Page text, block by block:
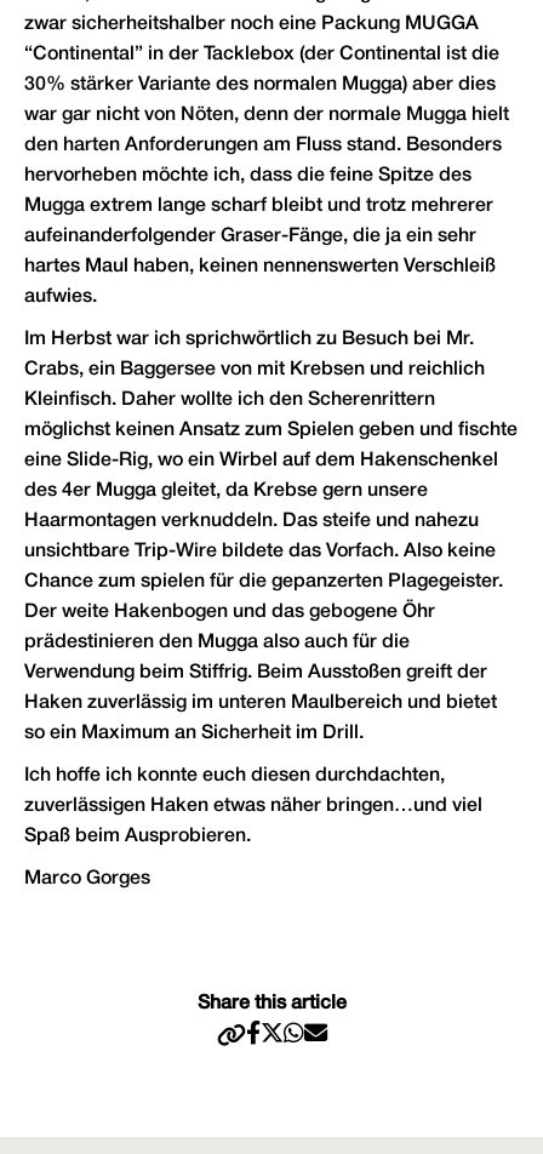
zwar sicherheitshalber noch eine Packung MUGGA
“Continental” in der Tacklebox (der Continental ist die
30% stärker Variante des normalen Mugga) aber dies
war gar nicht von Nöten, denn der normale Mugga hielt
den harten Anforderungen am Fluss stand. Besonders
hervorheben möchte ich, dass die feine Spitze des
Mugga extrem lange scharf bleibt und trotz mehrerer
aufeinanderfolgender Graser-Fänge, die ja ein sehr
hartes Maul haben, keinen nennenswerten Verschleiß
aufwies.
Im Herbst war ich sprichwörtlich zu Besuch bei Mr.
Crabs, ein Baggersee von mit Krebsen und reichlich
Kleinfisch. Daher wollte ich den Scherenrittern
möglichst keinen Ansatz zum Spielen geben und fischte
eine Slide-Rig, wo ein Wirbel auf dem Hakenschenkel
des 4er Mugga gleitet, da Krebse gern unsere
Haarmontagen verknuddeln. Das steife und nahezu
unsichtbare Trip-Wire bildete das Vorfach. Also keine
Chance zum spielen für die gepanzerten Plagegeister.
Der weite Hakenbogen und das gebogene Öhr
prädestinieren den Mugga also auch für die
Verwendung beim Stiffrig. Beim Ausstoßen greift der
Haken zuverlässig im unteren Maulbereich und bietet
so ein Maximum an Sicherheit im Drill.
Ich hoffe ich konnte euch diesen durchdachten,
zuverlässigen Haken etwas näher bringen…und viel
Spaß beim Ausprobieren.
Marco Gorges
Share this article